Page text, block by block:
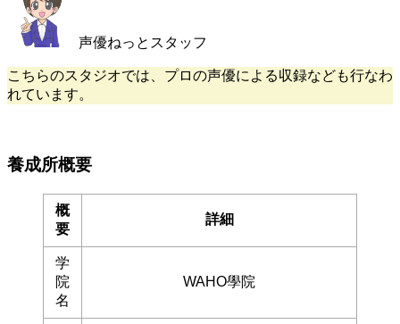
声優ねっとスタッフ
こちらのスタジオでは、プロの声優による収録なども行なわ
れています。
養成所概要
概
要
詳細
学
院
名
WAHO學院